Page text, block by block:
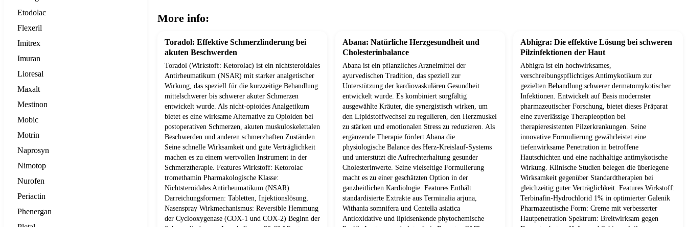
More info:
Toradol: Effektive Schmerzlinderung bei
akuten Beschwerden
Toradol (Wirkstoff: Ketorolac) ist ein nichtsteroidales
Antirheumatikum (NSAR) mit starker analgetischer
Wirkung, das speziell für die kurzzeitige Behandlung
mittelschwerer bis schwerer akuter Schmerzen
entwickelt wurde. Als nicht-opioides Analgetikum
bietet es eine wirksame Alternative zu Opioiden bei
postoperativen Schmerzen, akuten muskuloskelettalen
Beschwerden und anderen schmerzhaften Zuständen.
Seine schnelle Wirksamkeit und gute Verträglichkeit
machen es zu einem wertvollen Instrument in der
Schmerztherapie. Features Wirkstoff: Ketorolac
tromethamin Pharmakologische Klasse:
Nichtsteroidales Antirheumatikum (NSAR)
Darreichungsformen: Tabletten, Injektionslösung,
Nasenspray Wirkmechanismus: Reversible Hemmung
der Cyclooxygenase (COX-1 und COX-2) Beginn der
Abana: Natürliche Herzgesundheit und
Cholesterinbalance
Abana ist ein pflanzliches Arzneimittel der
ayurvedischen Tradition, das speziell zur
Unterstützung der kardiovaskulären Gesundheit
entwickelt wurde. Es kombiniert sorgfältig
ausgewählte Kräuter, die synergistisch wirken, um
den Lipidstoffwechsel zu regulieren, den Herzmuskel
zu stärken und emotionalen Stress zu reduzieren. Als
ergänzende Therapie fördert Abana die
physiologische Balance des Herz-Kreislauf-Systems
und unterstützt die Aufrechterhaltung gesunder
Cholesterinwerte. Seine vielseitige Formulierung
macht es zu einer geschätzten Option in der
ganzheitlichen Kardiologie. Features Enthält
standardisierte Extrakte aus Terminalia arjuna,
Withania somnifera und Centella asiatica
Antioxidative und lipidsenkende phytochemische
Abhigra: Die effektive Lösung bei schweren
Pilzinfektionen der Haut
Abhigra ist ein hochwirksames,
verschreibungspflichtiges Antimykotikum zur
gezielten Behandlung schwerer dermatomykotischer
Infektionen. Entwickelt auf Basis modernster
pharmazeutischer Forschung, bietet dieses Präparat
eine zuverlässige Therapieoption bei
therapieresistenten Pilzerkrankungen. Seine
innovative Formulierung gewährleistet eine
tiefenwirksame Penetration in betroffene
Hautschichten und eine nachhaltige antimykotische
Wirkung. Klinische Studien belegen die überlegene
Wirksamkeit gegenüber Standardtherapien bei
gleichzeitig guter Verträglichkeit. Features Wirkstoff:
Terbinafin-Hydrochlorid 1% in optimierter Galenik
Pharmazeutische Form: Creme mit verbesserter
Hautpenetration Spektrum: Breitwirksam gegen
Etodolac
Flexeril
Imitrex
Imuran
Lioresal
Maxalt
Mestinon
Mobic
Motrin
Naprosyn
Nimotop
Nurofen
Periactin
Phenergan